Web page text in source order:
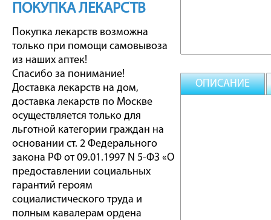
ПОКУПКА ЛЕКАРСТВ
Покупка лекарств возможна
только при помощи самовывоза
из наших аптек!
Спасибо за понимание!
Доставка лекарств на дом,
доставка лекарств по Москве
осуществляется только для
льготной категории граждан на
основании ст. 2 Федерального
закона РФ от 09.01.1997 N 5-ФЗ «О
предоставлении социальных
гарантий героям
социалистического труда и
полным кавалерам ордена
ОПИСАНИЕ